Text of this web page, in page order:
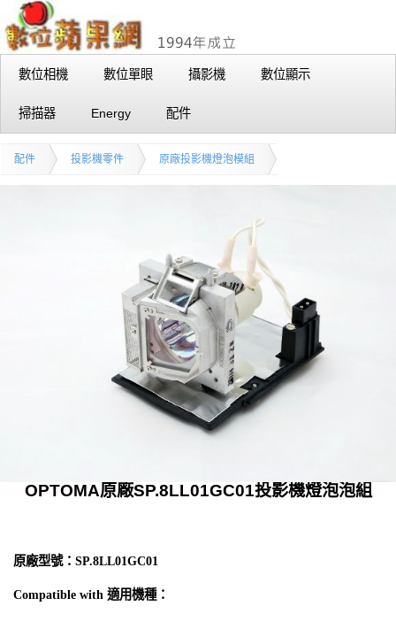
數位相機 數位單眼 攝影機 數位顯示
掃描器 Energy 配件
配件 投影機零件 原廠投影機燈泡模組
OPTOMA原廠SP.8LL01GC01投影機燈泡泡組
原廠型號：SP.8LL01GC01
Compatible with 適用機種：